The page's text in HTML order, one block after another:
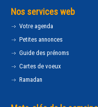
Nos services web
Votre agenda
Petites annonces
Guide des prénoms
Cartes de voeux
Ramadan